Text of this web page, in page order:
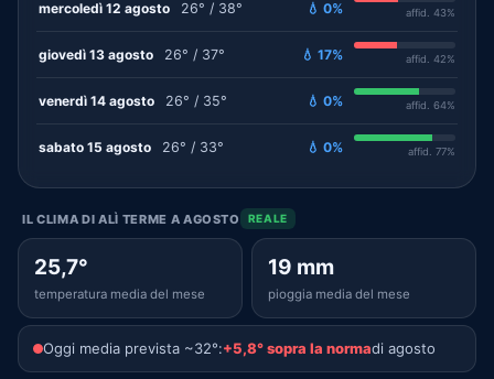
mercoledì 12 agosto 26° / 38° 💧 0% affid. 43%
giovedì 13 agosto 26° / 37° 💧 17% affid. 42%
venerdì 14 agosto 26° / 35° 💧 0% affid. 64%
sabato 15 agosto 26° / 33° 💧 0% affid. 77%
IL CLIMA DI ALÌ TERME A AGOSTO REALE
25,7°
temperatura media del mese
19 mm
pioggia media del mese
Oggi media prevista ~32°:+5,8° sopra la normadi agosto